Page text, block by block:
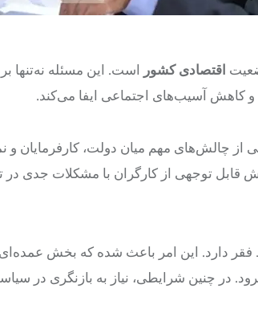
اقتصادی کشور است. این مسئله نه‌تنها
و کاهش آسیب‌های اجتماعی ایفا می‌کند.
چالش‌های مهم میان دولت، کارفرمایان و
توجهی از کارگران با مشکلات جدی در
دارد. این امر باعث شده که بخش عمده‌ای
در چنین شرایطی، نیاز به بازنگری در